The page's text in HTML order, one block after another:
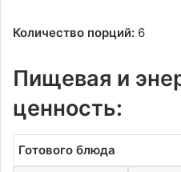
Количество порций: 6
Пищевая и
ценность:
Готового блюда